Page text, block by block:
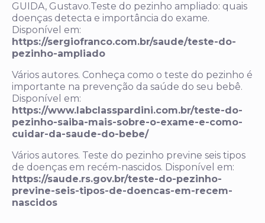
GUIDA, Gustavo.Teste do pezinho ampliado: quais
doenças detecta e importância do exame.
Disponível em:
https://sergiofranco.com.br/saude/teste-do-
pezinho-ampliado
Vários autores. Conheça como o teste do pezinho é
importante na prevenção da saúde do seu bebê.
Disponível em:
https://www.labclasspardini.com.br/teste-do-
pezinho-saiba-mais-sobre-o-exame-e-como-
cuidar-da-saude-do-bebe/
Vários autores. Teste do pezinho previne seis tipos
de doenças em recém-nascidos. Disponível em:
https://saude.rs.gov.br/teste-do-pezinho-
previne-seis-tipos-de-doencas-em-recem-
nascidos